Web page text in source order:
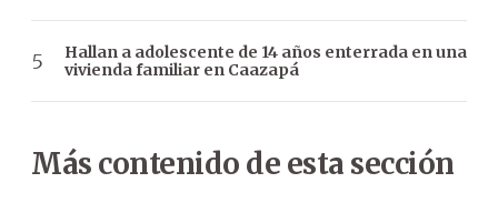
Hallan a adolescente de 14 años enterrada en una
vivienda familiar en Caazapá
Más contenido de esta sección